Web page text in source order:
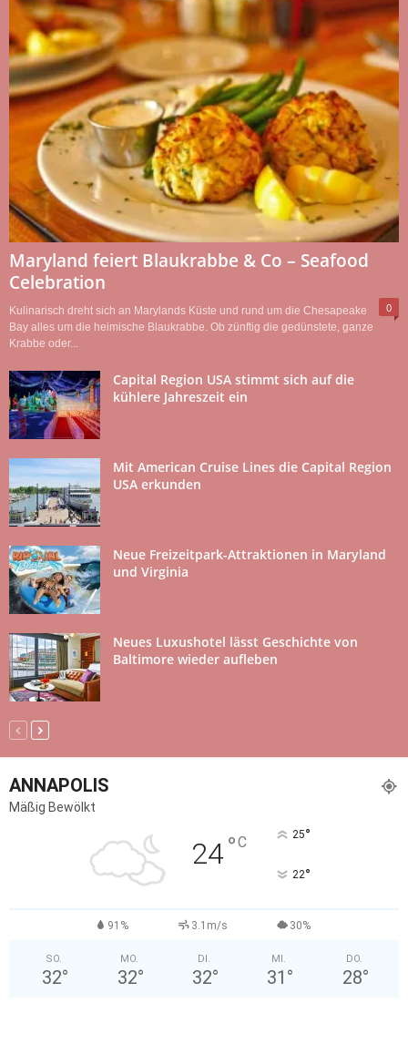
Maryland feiert Blaukrabbe & Co – Seafood
Celebration
0
Kulinarisch dreht sich an Marylands Küste und rund um die Chesapeake
Bay alles um die heimische Blaukrabbe. Ob zünftig die gedünstete, ganze
Krabbe oder...
Capital Region USA stimmt sich auf die
kühlere Jahreszeit ein
Mit American Cruise Lines die Capital Region
USA erkunden
Neue Freizeitpark­-Attraktionen in Maryland
und Virginia
Neues Luxushotel lässt Geschichte von
Baltimore wieder aufleben
ANNAPOLIS
Mäßig Bewölkt
24°C 25°
22°
91% 3.1m/s 30%
SO.
32°
MO.
32°
DI.
32°
MI.
31 °
DO.
28°